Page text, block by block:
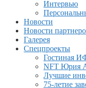
Интервью
Новости
Новости
Галерея
Спецпроекты
Гостиная
NFT Юрия
Лучшие
75-летие